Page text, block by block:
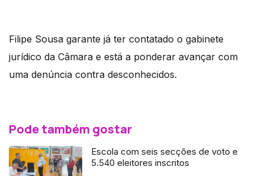
Filipe Sousa garante já ter contatado o gabinete
jurídico da Câmara e está a ponderar avançar com
uma denúncia contra desconhecidos.
Pode também gostar
Escola com seis secções de voto e
5.540 eleitores inscritos